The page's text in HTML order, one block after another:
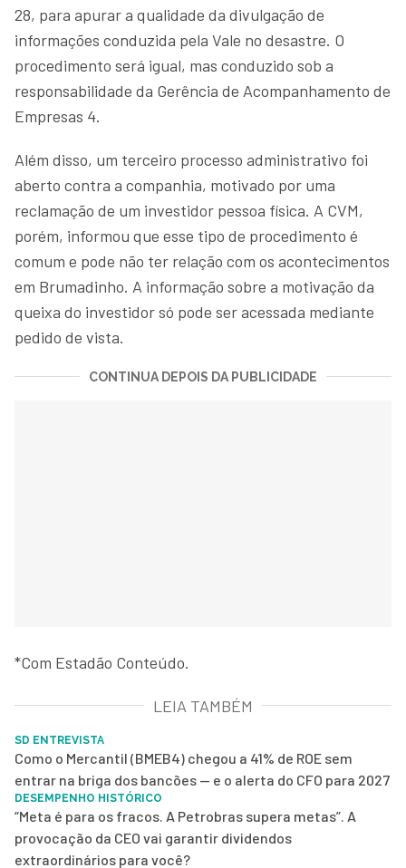
28, para apurar a qualidade da divulgação de
informações conduzida pela Vale no desastre. O
procedimento será igual, mas conduzido sob a
responsabilidade da Gerência de Acompanhamento de
Empresas 4.
Além disso, um terceiro processo administrativo foi
aberto contra a companhia, motivado por uma
reclamação de um investidor pessoa física. A CVM,
porém, informou que esse tipo de procedimento é
comum e pode não ter relação com os acontecimentos
em Brumadinho. A informação sobre a motivação da
queixa do investidor só pode ser acessada mediante
pedido de vista.
CONTINUA DEPOIS DA PUBLICIDADE
*Com Estadão Conteúdo.
LEIA TAMBÉM
SD ENTREVISTA
Como o Mercantil (BMEB4) chegou a 41% de ROE sem
entrar na briga dos bancões — e o alerta do CFO para 2027
DESEMPENHO HISTÓRICO
“Meta é para os fracos. A Petrobras supera metas”. A
provocação da CEO vai garantir dividendos
extraordinários para você?